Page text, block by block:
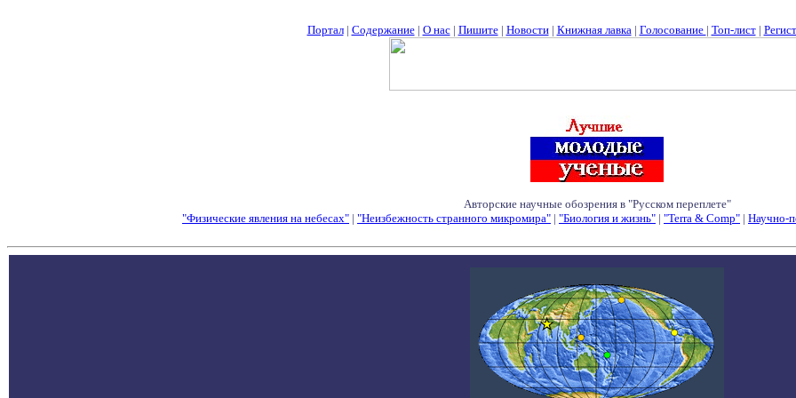
Портал| Содержание| О нас| Пишите| Новости| Книжная лавка| Голосование | Топ-лист|
Авторские научные обозрения в "Русском переплете"
"Физические явления на небесах" | "Неизбежность странного микромира" | "Биология и жизнь" | "Terra & Comp" | Научно-